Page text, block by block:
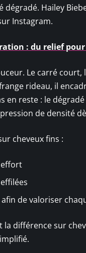
Hailey
Instagram.
: du relief
Le carré
rideau, il
en reste : le
de densité
cheveux fins :
effort
de valoriser
différence sur